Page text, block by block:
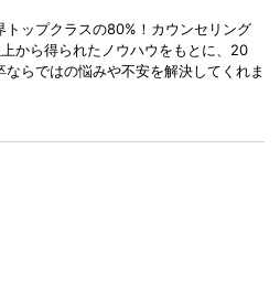
トップクラスの80%！カウンセリング
から得られたノウハウをもとに、20
ならではの悩みや不安を解決してくれま